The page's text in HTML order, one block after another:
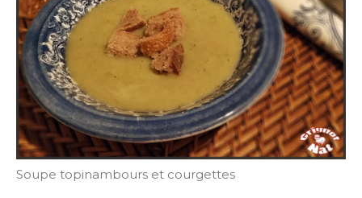
Soupe topinambours et courgettes